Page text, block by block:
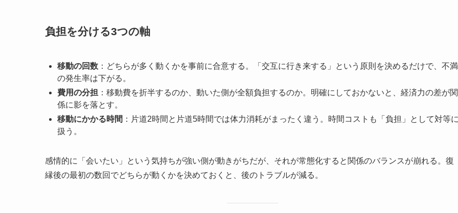
負担を分ける3つの軸
移動の回数 ：どちらが多く動くかを事前に合意する。「交互に行き来する」という原則を決めるだけで、不満
の発生率は下がる。
費用の分担 ：移動費を折半するのか、動いた側が全額負担するのか。明確にしておかないと、経済力の差が関
係に影を落とす。
移動にかかる時間 ：片道2時間と片道5時間では体力消耗がまったく違う。時間コストも「負担」として対等
扱う。
感情的に「会いたい」という気持ちが強い側が動きがちだが、それが常態化すると関係のバランスが崩れる。復
縁後の最初の数回でどちらが動くかを決めておくと、後のトラブルが減る。